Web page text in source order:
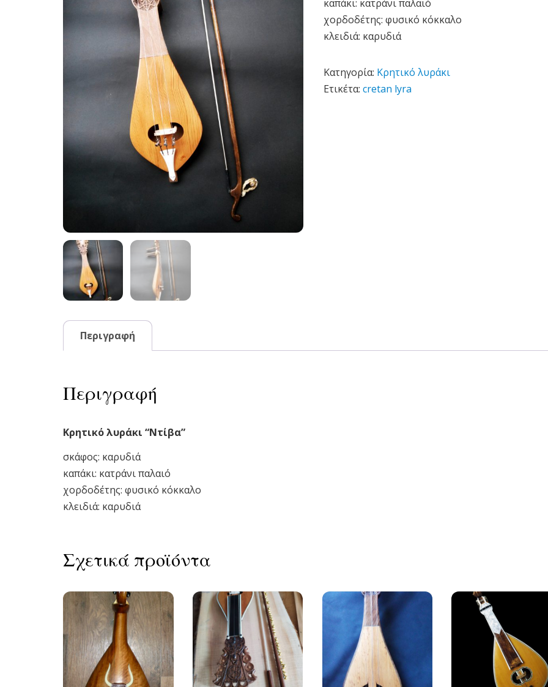
καπάκι: κατράνι παλαιό
χορδοδέτης: φυσικό κόκκαλο
κλειδιά: καρυδιά
Κατηγορία: Kρητικό λυράκι
Ετικέτα:cretan lyra
Περιγραφή
Περιγραφή
Κρητικό λυράκι “Ντίβα”
σκάφος: καρυδιά
καπάκι: κατράνι παλαιό
χορδοδέτης: φυσικό κόκκαλο
κλειδιά: καρυδιά
Σχετικά προϊόντα